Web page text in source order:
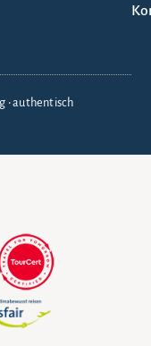
• authentisch